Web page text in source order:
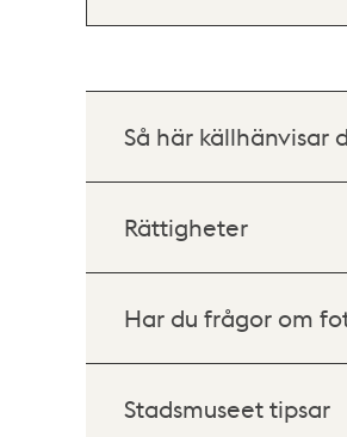
Så här källhänvisar
Rättigheter
Har du frågor om
Stadsmuseet tipsar